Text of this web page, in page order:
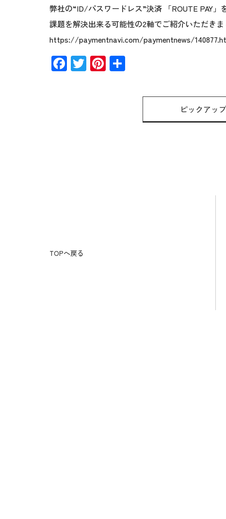
弊社の“ID/パスワードレス”決済 「ROUTE PAY」
課題を解決出来る可能性の2軸でご紹介いただきま
https://paymentnavi.com/paymentnews/
Facebook
TwitterPinterest
ピックアッ
TOPへ戻る